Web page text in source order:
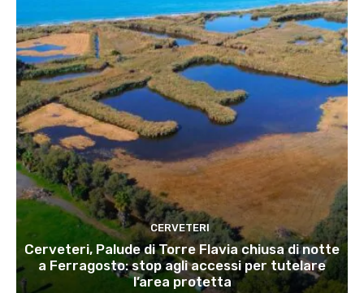
CERVETERI
Cerveteri, Palude di Torre Flavia chiusa di notte
a Ferragosto: stop agli accessi per tutelare
l’area protetta